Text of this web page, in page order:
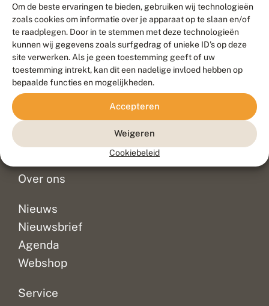
Om de beste ervaringen te bieden, gebruiken wij technologieën
zoals cookies om informatie over je apparaat op te slaan en/of
te raadplegen. Door in te stemmen met deze technologieën
kunnen wij gegevens zoals surfgedrag of unieke ID's op deze
site verwerken. Als je geen toestemming geeft of uw
toestemming intrekt, kan dit een nadelige invloed hebben op
bepaalde functies en mogelijkheden.
Accepteren
Weigeren
Cookiebeleid
Contact
Veelgestelde vragen
Doneer
Over ons
Nieuws
Nieuwsbrief
Agenda
Webshop
Service
Meld waarnemingen© 2026 Vlinderstichting
Duurzaam ontwikkeld door
Go2People
, ontworpen door
Blue Field Agency
Privacy
Disclaimer
Sitemap